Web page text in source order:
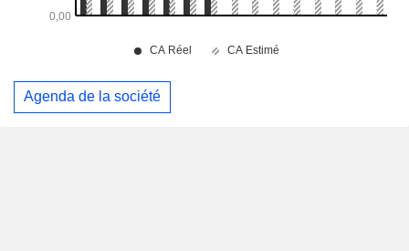
Agenda de la société